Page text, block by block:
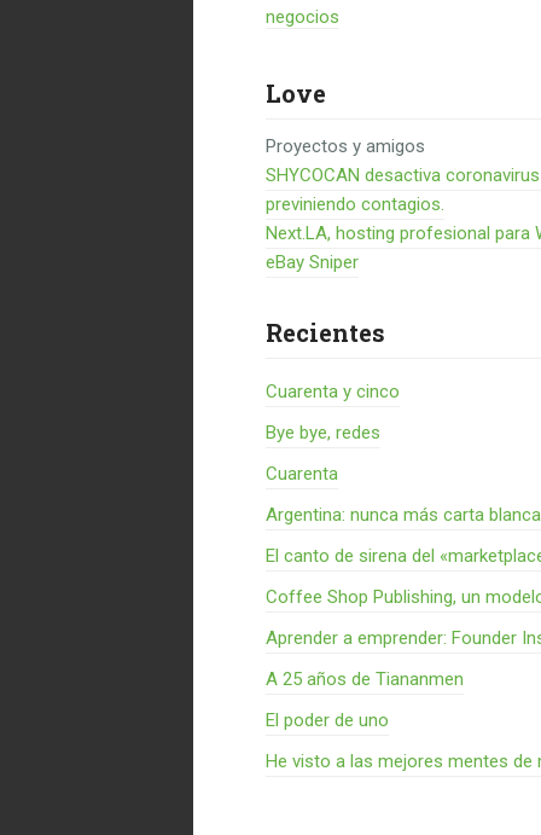
negocios
Love
Proyectos y amigos
SHYCOCAN desactiva
previniendo contagios.
Next.LA, hosting profesional para
eBay Sniper
Recientes
Cuarenta y cinco
Bye bye, redes
Cuarenta
Argentina: nunca más carta blanca
El canto de sirena del
Coffee Shop Publishing, un
Aprender a emprender: Founder
A 25 años de Tiananmen
El poder de uno
He visto a las mejores mentes de